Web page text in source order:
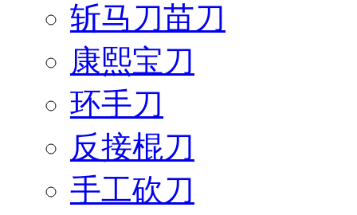
斩马刀苗刀
康熙宝刀
环手刀
反接棍刀
手工砍刀